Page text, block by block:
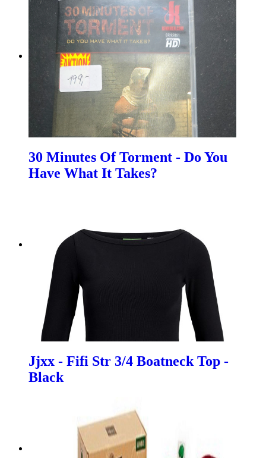
30 Minutes Of Torment - Do You
Have What It Takes?
Jjxx - Fifi Str 3/4 Boatneck Top -
Black